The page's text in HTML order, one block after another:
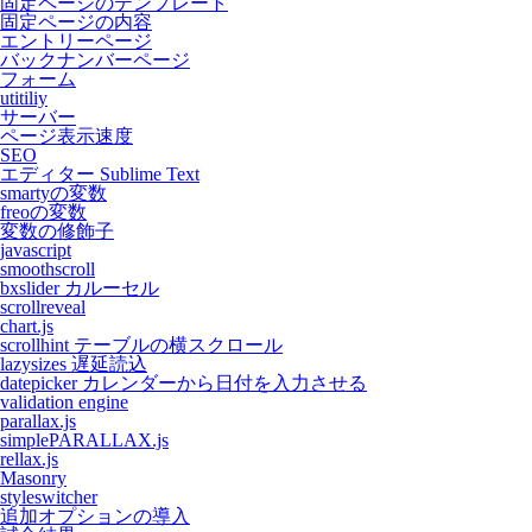
固定ページの内容
エントリーページ
バックナンバーページ
フォーム
utitiliy
サーバー
ページ表示速度
SEO
エディター Sublime Text
smartyの変数
freoの変数
変数の修飾子
javascript
smoothscroll
bxslider カルーセル
scrollreveal
chart.js
scrollhint テーブルの横スクロール
lazysizes 遅延読込
datepicker カレンダーから日付を入力させる
validation engine
parallax.js
simplePARALLAX.js
rellax.js
Masonry
styleswitcher
追加オプションの導入